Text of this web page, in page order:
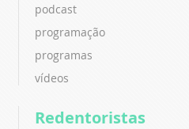
podcast
programação
programas
vídeos
Redentoristas